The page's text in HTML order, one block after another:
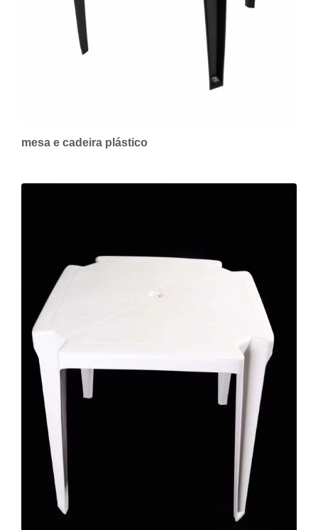
mesa e cadeira plástico